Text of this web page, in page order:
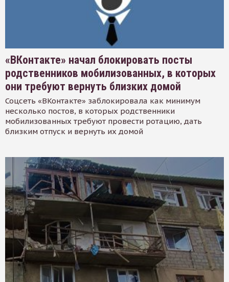
«ВКонтакте» начал блокировать посты
родственников мобилизованных, в которых
они требуют вернуть близких домой
Соцсеть «ВКонтакте» заблокировала как минимум
несколько постов, в которых родственники
мобилизованных требуют провести ротацию, дать
близким отпуск и вернуть их домой